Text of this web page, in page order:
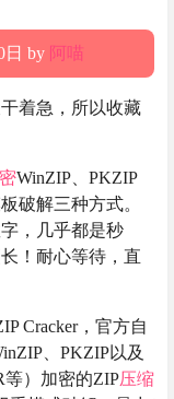
日 by 阿喵
着急，所以收藏
WinZIP、PKZIP
破解三种方式。
，几乎都是秒
！耐心等待，直
Cracker，官方自
、PKZIP以及
）加密的ZIP压缩